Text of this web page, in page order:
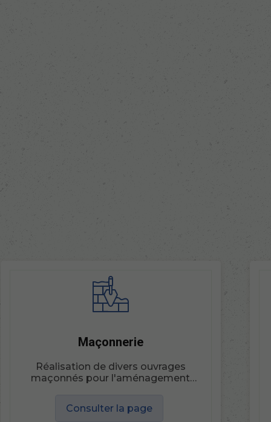
Maçonnerie
Réalisation de divers ouvrages
maçonnés pour l'aménagement
Consulter la page